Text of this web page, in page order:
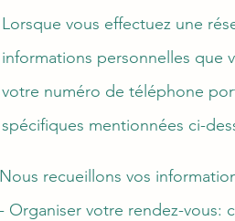
Lorsque vous effectuez une
informations personnelles que
votre numéro de téléphone
spécifiques mentionnées ci-
Nous recueillons vos
- Organiser votre rendez-vous: